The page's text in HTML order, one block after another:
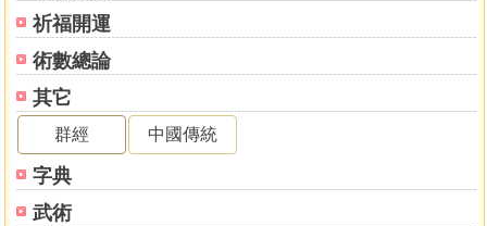
祈福開運
術數總論
其它
群經 中國傳統
字典
武術